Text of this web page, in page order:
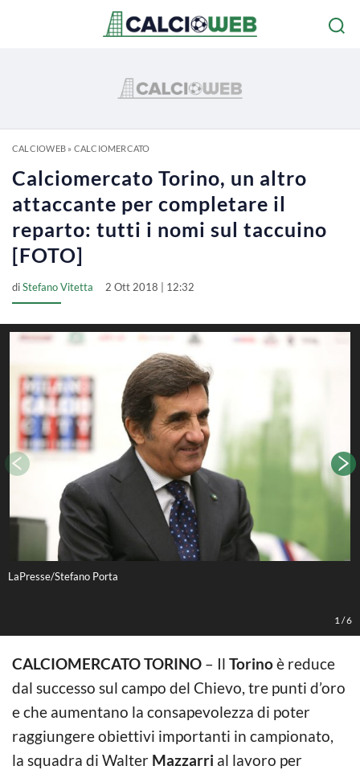
CALCIOWEB» CALCIOMERCATO
Calciomercato Torino, un altro
attaccante per completare il
reparto: tutti i nomi sul taccuino
[FOTO]
diStefano Vitetta 2 Ott 2018 | 12:32
LaPresse/Stefano Porta
1 /6
CALCIOMERCATO TORINO – Il Torinoè reduce
dal successo sul campo del Chievo, tre punti d’oro
e che aumentano la consapevolezza di poter
raggiungere obiettivi importanti in campionato,
la squadra di Walter Mazzarri al lavoro per